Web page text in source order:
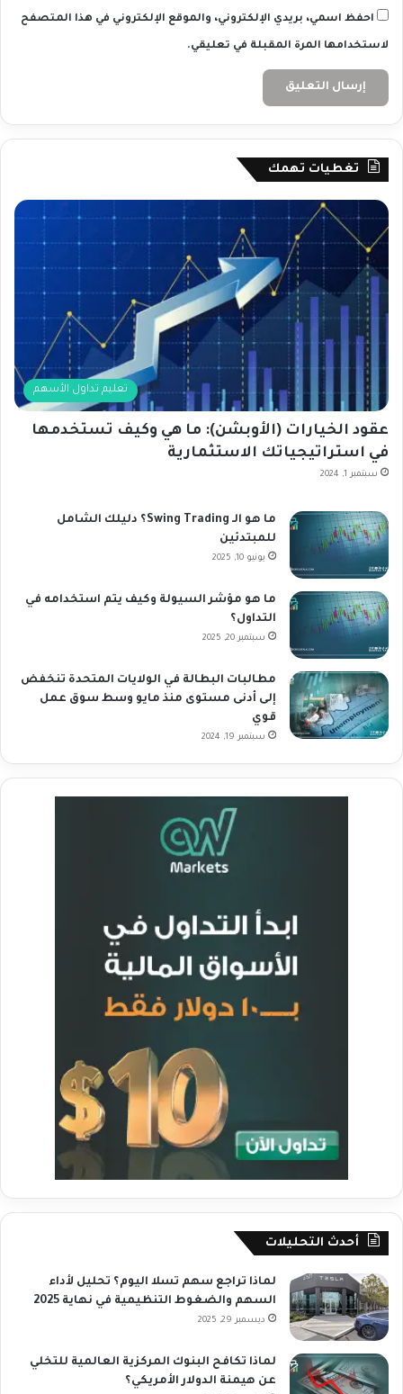
احفظ اسمي، بريدي الإلكتروني، والموقع الإلكتروني في هذا المتصفح
لاستخدامها المرة المقبلة في تعليقي.
تغطيات تهمك
تعليم تداول الأسهم
عقود الخيارات (الأوبشن): ما هي وكيف تستخدمها
في استراتيجياتك الاستثمارية
سبتمبر 1, 2024
ما هو الـ Swing Trading؟ دليلك الشامل
للمبتدئين
يونيو 10, 2025
ما هو مؤشر السيولة وكيف يتم استخدامه في
التداول؟
سبتمبر 20, 2025
مطالبات البطالة في الولايات المتحدة تنخفض
إلى أدنى مستوى منذ مايو وسط سوق عمل
قوي
سبتمبر 19, 2024
أحدث التحليلات
لماذا تراجع سهم تسلا اليوم؟ تحليل لأداء
السهم والضغوط التنظيمية في نهاية 2025
ديسمبر 29, 2025
لماذا تكافح البنوك المركزية العالمية للتخلي
عن هيمنة الدولار الأمريكي؟